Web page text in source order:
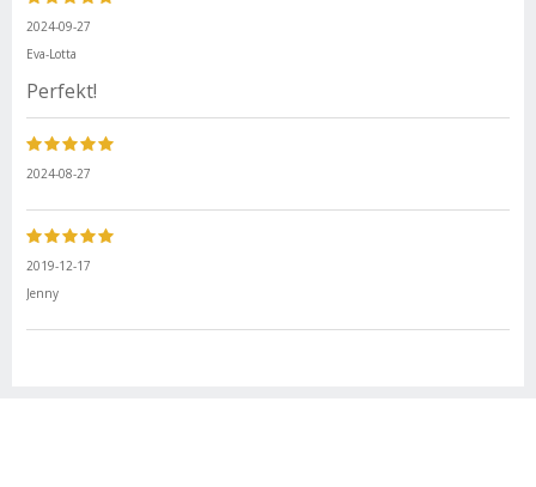
2024-09-27
Eva-Lotta
Perfekt!
2024-08-27
2019-12-17
Jenny